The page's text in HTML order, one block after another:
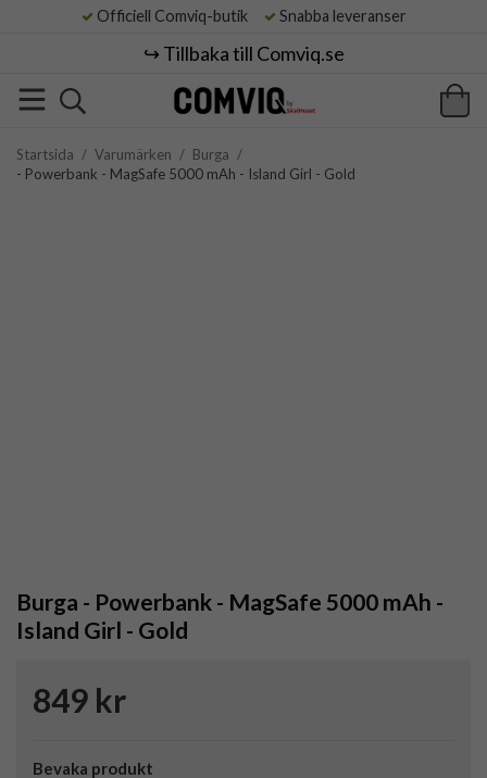
Officiell Comviq-butik Snabba leveranser
↪️ Tillbaka till Comviq.se
Startsida / Varumärken / Burga /
- Powerbank - MagSafe 5000 mAh - Island Girl - Gold
Burga - Powerbank - MagSafe 5000 mAh -
Island Girl - Gold
849 kr
Bevaka produkt